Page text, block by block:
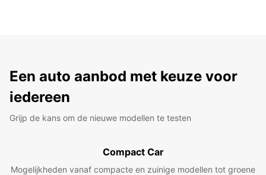
Een auto aanbod met keuze voor
iedereen
Grijp de kans om de nieuwe modellen te testen
Compact Car
Mogelijkheden vanaf compacte en zuinige modellen tot groene